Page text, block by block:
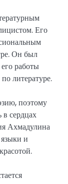
Его
Он был
работы
литературе.
поэтому
в сердцах
Ахмадулина
и